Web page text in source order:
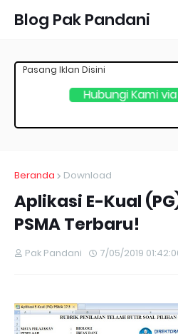
Blog Pak Pandani
Hubungi Kami
Pasang Iklan Disini
Beranda Download
Aplikasi E-Kual
PSMA Terbaru!
Pak Pandani 7/05/2019